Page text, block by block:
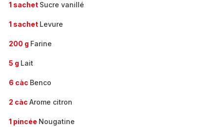
1 sachet Sucre vanillé
1 sachet Levure
200 g Farine
5 g Lait
6 càc Benco
2 càc Arome citron
1 pincée Nougatine